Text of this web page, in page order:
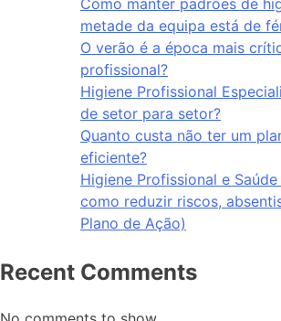
Como manter padrões de
metade da equipa está de
O verão é a época mais
profissional?
Higiene Profissional
de setor para setor?
Quanto custa não ter um
eficiente?
Higiene Profissional e
como reduzir riscos,
Plano de Ação)
Recent Comments